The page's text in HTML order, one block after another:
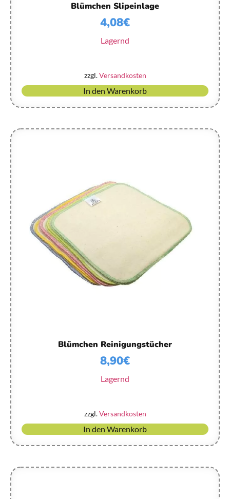
Blümchen Slipeinlage
4,08€
Lagernd
zzgl.Versandkosten
In den Warenkorb
Blümchen Reinigungstücher
8,90€
Lagernd
zzgl.Versandkosten
In den Warenkorb